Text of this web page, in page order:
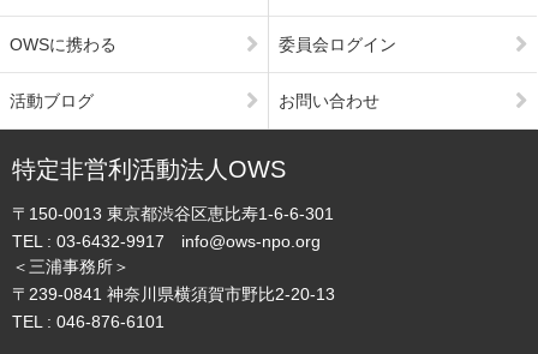
OWSに携わる
活動ブログ
委員会ログイン
お問い合わせ
特定非営利活動法人OWS
〒150-0013 東京都渋谷区恵比寿1-6-6-301
TEL : 03-6432-9917
info@ows-npo.org
＜三浦事務所＞
〒239-0841 神奈川県横須賀市野比2-20-13
TEL : 046-876-6101